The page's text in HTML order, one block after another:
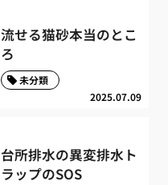
流せる猫砂本当のとこ
ろ
2025.07.09
未分類
台所排水の異変排水ト
ラップのSOS